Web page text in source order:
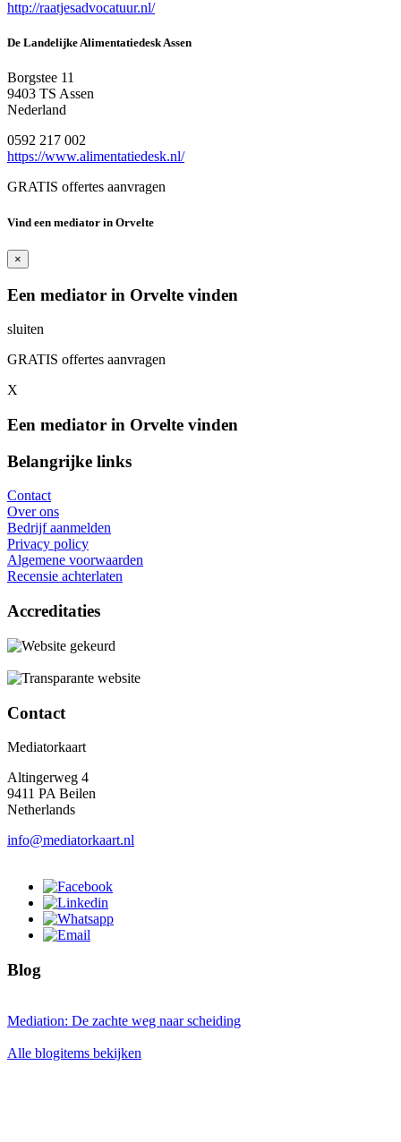
http://raatjesadvocatuur.nl/
De Landelijke Alimentatiedesk Assen
Borgstee 11
9403 TS Assen
Nederland
0592 217 002
https://www.alimentatiedesk.nl/
GRATIS offertes aanvragen
Vind een mediator in Orvelte
×
Een mediator in Orvelte vinden
sluiten
GRATIS offertes aanvragen
X
Een mediator in Orvelte vinden
Belangrijke links
Contact
Over ons
Bedrijf aanmelden
Privacy policy
Algemene voorwaarden
Recensie achterlaten
Accreditaties
Contact
Mediatorkaart
Altingerweg 4
9411 PA Beilen
Netherlands
info@mediatorkaart.nl
Blog
Mediation: De zachte weg naar scheiding
Alle blogitems bekijken